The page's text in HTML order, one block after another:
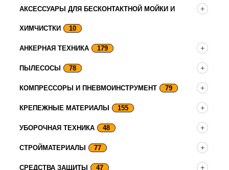
АКСЕССУАРЫ ДЛЯ БЕСКОНТАКТНОЙ МОЙКИ И
ХИМЧИСТКИ 10
АНКЕРНАЯ ТЕХНИКА 179
ПЫЛЕСОСЫ 78
КОМПРЕССОРЫ И ПНЕВМОИНСТРУМЕНТ 79
КРЕПЕЖНЫЕ МАТЕРИАЛЫ 155
УБОРОЧНАЯ ТЕХНИКА 48
СТРОЙМАТЕРИАЛЫ 77
СРЕДСТВА ЗАЩИТЫ 47